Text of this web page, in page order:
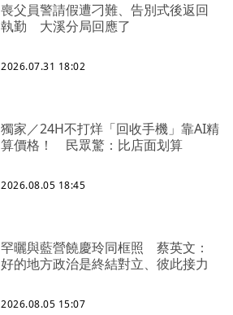
喪父員警請假遭刁難、告別式後返回
執勤 大溪分局回應了
2026.07.31 18:02
獨家／24H不打烊「回收手機」靠AI精
算價格！ 民眾驚：比店面划算
2026.08.05 18:45
罕曬與藍營饒慶玲同框照 蔡英文：
好的地方政治是終結對立、彼此接力
2026.08.05 15:07